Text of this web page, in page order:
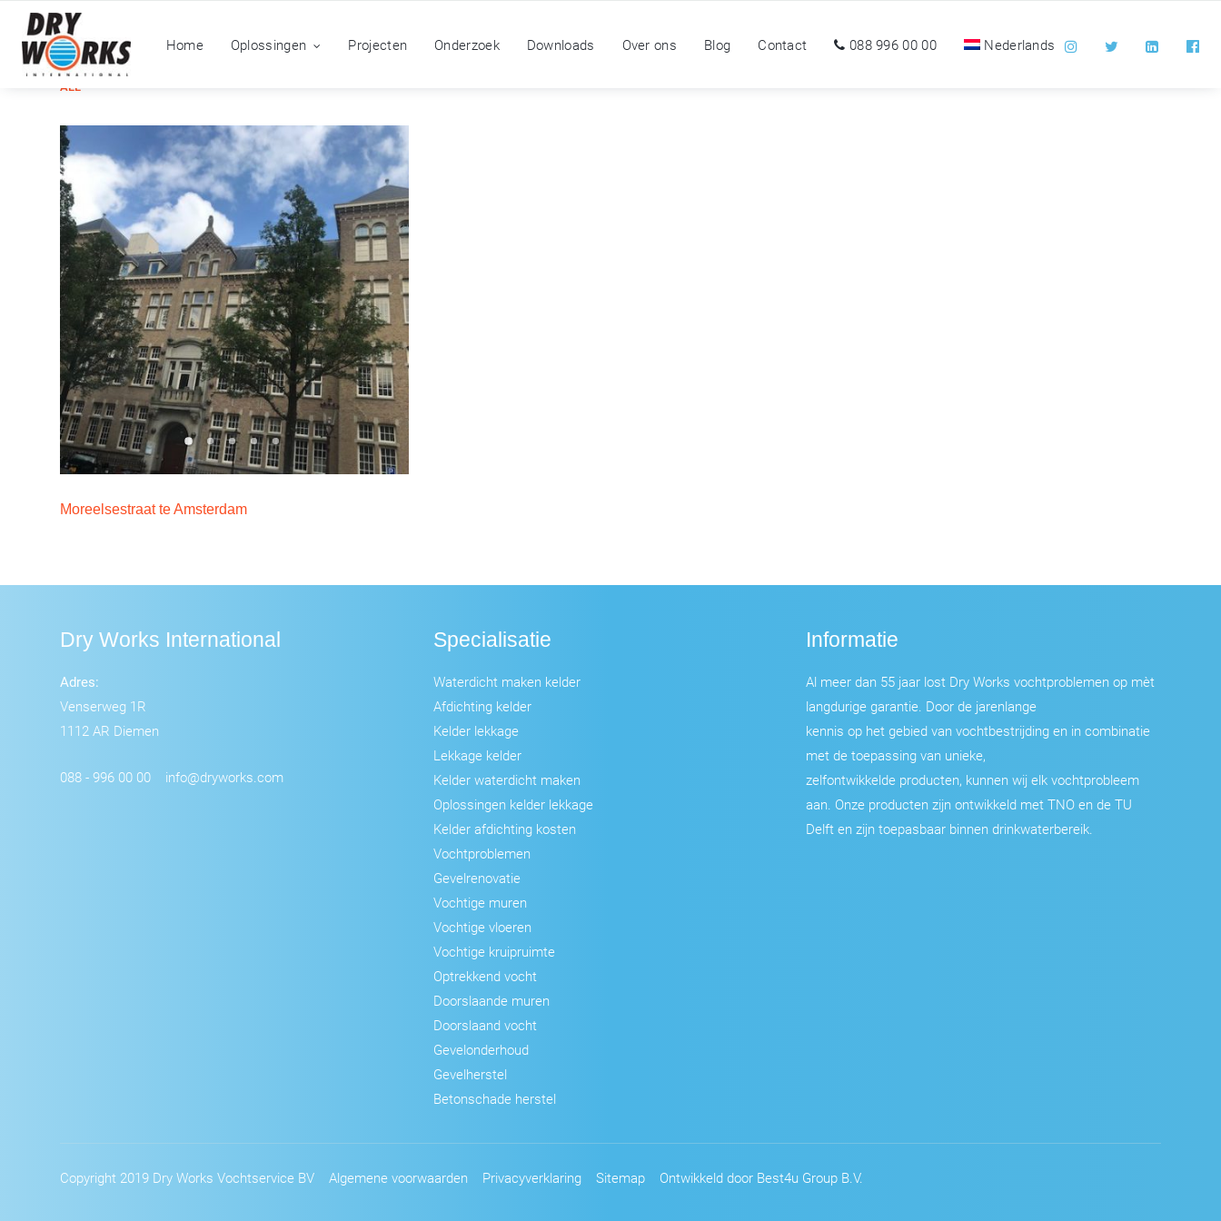
Home Oplossingen Projecten Onderzoek Downloads Over ons Blog Contact 088 996 00 00 Nederlands
ALL
Moreelsestraat te Amsterdam
Dry Works International
Adres:
Venserweg 1R
1112 AR Diemen
088 - 996 00 00 info@dryworks.com
Specialisatie
Waterdicht maken kelder
Afdichting kelder
Kelder lekkage
Lekkage kelder
Kelder waterdicht maken
Oplossingen kelder lekkage
Kelder afdichting kosten
Vochtproblemen
Gevelrenovatie
Vochtige muren
Vochtige vloeren
Vochtige kruipruimte
Optrekkend vocht
Doorslaande muren
Doorslaand vocht
Gevelonderhoud
Gevelherstel
Betonschade herstel
Informatie
Al meer dan 55 jaar lost Dry Works vochtproblemen op mèt
langdurige garantie. Door de jarenlange
kennis op het gebied van vochtbestrijding en in combinatie
met de toepassing van unieke,
zelfontwikkelde producten, kunnen wij elk vochtprobleem
aan. Onze producten zijn ontwikkeld met TNO en de TU
Delft en zijn toepasbaar binnen drinkwaterbereik.
Copyright 2019 Dry Works Vochtservice BV Algemene voorwaarden Privacyverklaring Sitemap Ontwikkeld door Best4u Group B.V.